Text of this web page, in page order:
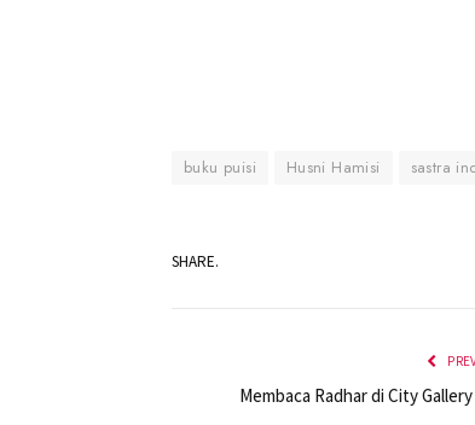
buku puisi Husni Hamisi sastra
SHARE.
Membaca Radhar di City